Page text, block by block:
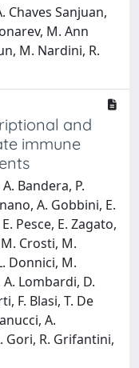
Chaves Sanjuan,
M. Ann
M. Nardini, R.
and
immune
Bandera, P.
A. Gobbini, E.
Pesce, E. Zagato,
Crosti, M.
Donnici, M.
Lombardi, D.
F. Blasi, T. De
A.
Gori, R. Grifantini,